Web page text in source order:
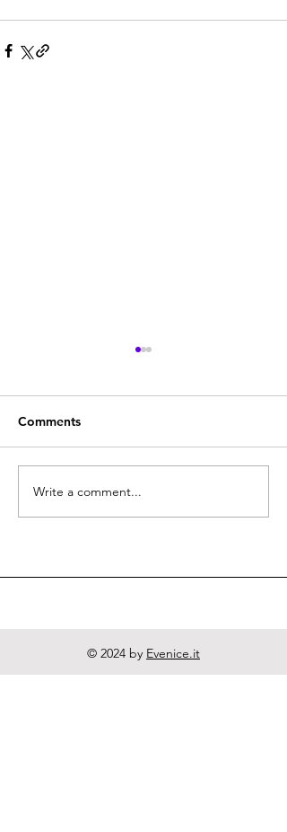
Quodlibeta Cartesiana
Comments
Write a comment...
© 2024 by Evenice.it